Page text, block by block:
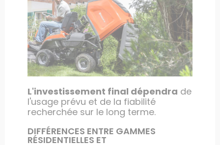
L'investissement final dépendra de
l'usage prévu et de la fiabilité
recherchée sur le long terme.
DIFFÉRENCES ENTRE GAMMES
RÉSIDENTIELLES ET